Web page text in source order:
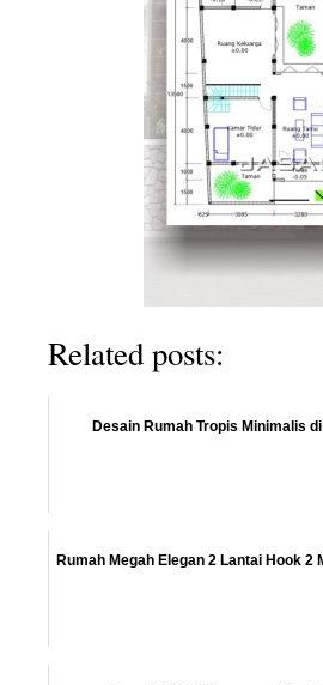
Related posts:
Desain Rumah Tropis Minimalis
Rumah Megah Elegan 2 Lantai Hook 2